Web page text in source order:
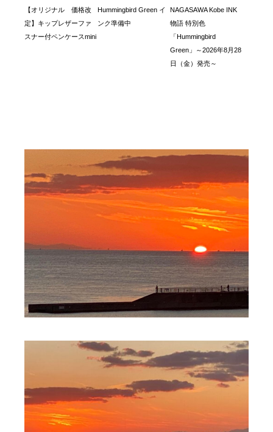
【オリジナル 価格改
定】キップレザーファ
スナー付ペンケースmini
Hummingbird Green イ
ンク準備中
NAGASAWA Kobe INK
物語 特別色
「Hummingbird
Green」～2026年8月28
日（金）発売～